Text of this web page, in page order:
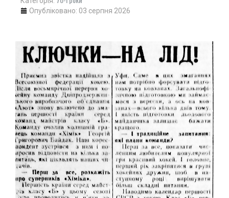
Опубліковано: 03 серпня 2026